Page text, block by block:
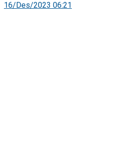
16/Des/2023 06:21